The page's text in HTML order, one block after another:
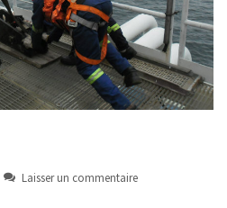
Laisser un commentaire